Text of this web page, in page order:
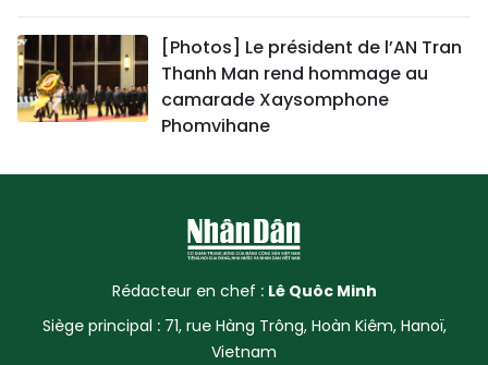
[Photos] Le président de l’AN Tran
Thanh Man rend hommage au
camarade Xaysomphone
Phomvihane
Rédacteur en chef : Lê Quôc Minh
Siège principal : 71, rue Hàng Trông, Hoàn Kiêm, Hanoï,
Vietnam